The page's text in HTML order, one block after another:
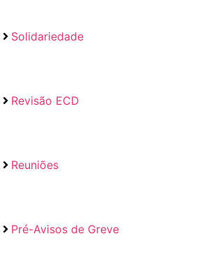
Solidariedade
Revisão ECD
Reuniões
Pré-Avisos de Greve